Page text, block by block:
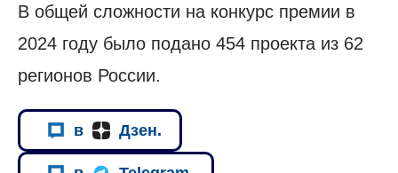
В общей сложности на конкурс премии в
2024 году было подано 454 проекта из 62
регионов России.
в Дзен.